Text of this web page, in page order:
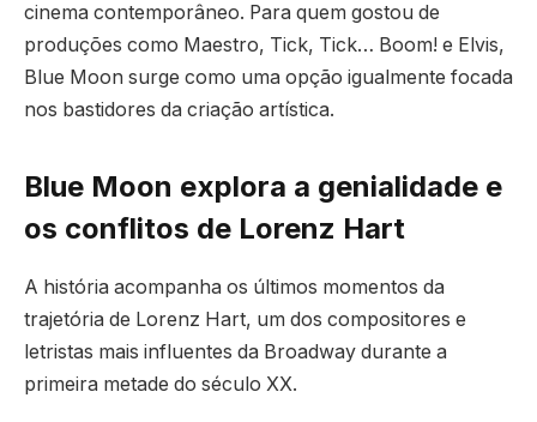
cinema contemporâneo. Para quem gostou de
produções como Maestro, Tick, Tick… Boom! e Elvis,
Blue Moon surge como uma opção igualmente focada
nos bastidores da criação artística.
Blue Moon explora a genialidade e
os conflitos de Lorenz Hart
A história acompanha os últimos momentos da
trajetória de Lorenz Hart, um dos compositores e
letristas mais influentes da Broadway durante a
primeira metade do século XX.